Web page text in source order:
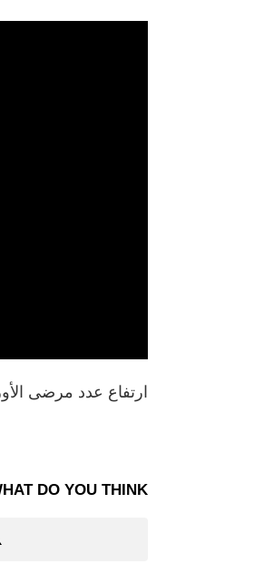
ارتفاع عدد مرضى
DO YOU THINK?